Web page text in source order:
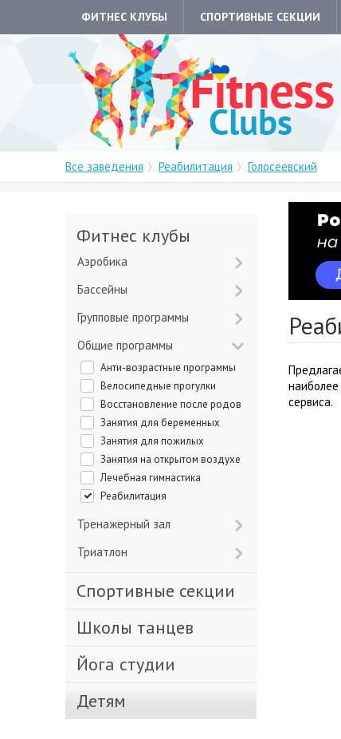
ФИТНЕС КЛУБЫ СПОРТИВНЫЕ СЕКЦИИ
Все заведения Реабилитация Голосеевский
сервиса.
Фитнес клубы
Аэробика
Бассейны
Групповые программы
Общие программы
Анти-возрастные программы
Велосипедные прогулки
Восстановление после родов
Занятия для беременных
Занятия для пожилых
Занятия на открытом воздухе
Лечебная гимнастика
Реабилитация
Тренажерный зал
Триатлон
Спортивные секции
Школы танцев
Йога студии
Детям